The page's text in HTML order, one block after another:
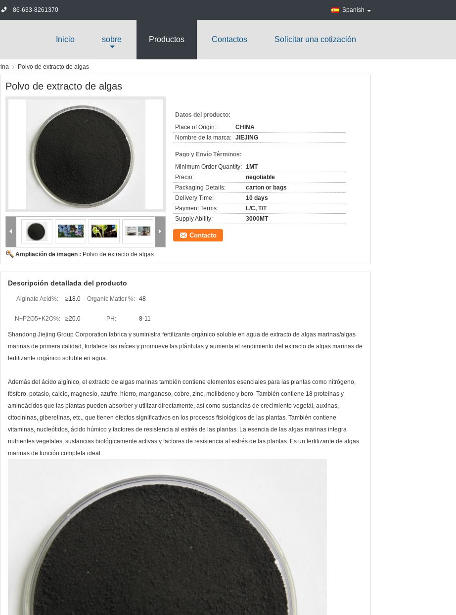
86-633-8261370 Spanish
Inicio sobre Productos Contactos Solicitar una cotización
Polvo de extracto de algas
Polvo de extracto de algas
Ampliación de imagen : Polvo de extracto de algas
Datos del producto:
Place of Origin:
CHINA
Nombre de la marca: JIEJING
Pago y Envío Términos:
Minimum Order Quantity: 1MT
Precio:
negotiable
Packaging Details:
carton or bags
Delivery Time:
10 days
Payment Terms:
L/C, T/T
Supply Ability:
3000MT
Contacto
Descripción detallada del producto
Alginate Acid%: ≥18.0 Organic Matter %: 48
N+P2O5+K2O%: ≥20.0 PH: 8-11
Shandong Jiejing Group Corporation fabrica y suministra fertilizante orgánico soluble en agua de extracto de algas marinas/algas
marinas de primera calidad, fortalece las raíces y promueve las plántulas y aumenta el rendimiento del extracto de algas marinas de
fertilizante orgánico soluble en agua.
Además del ácido algínico, el extracto de algas marinas también contiene elementos esenciales para las plantas como nitrógeno,
fósforo, potasio, calcio, magnesio, azufre, hierro, manganeso, cobre, zinc, molibdeno y boro. También contiene 18 proteínas y
aminoácidos que las plantas pueden absorber y utilizar directamente, así como sustancias de crecimiento vegetal, auxinas,
citocininas, giberelinas, etc., que tienen efectos significativos en los procesos fisiológicos de las plantas. También contiene
vitaminas, nucleótidos, ácido húmico y factores de resistencia al estrés de las plantas. La esencia de las algas marinas integra
nutrientes vegetales, sustancias biológicamente activas y factores de resistencia al estrés de las plantas. Es un fertilizante de algas
marinas de función completa ideal.